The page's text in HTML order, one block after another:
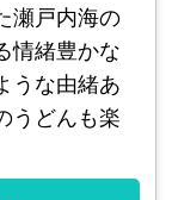
瀬戸内海の
情緒豊かな
うな由緒あ
うどんも楽